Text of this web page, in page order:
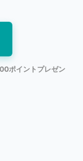
ポイントプレゼン